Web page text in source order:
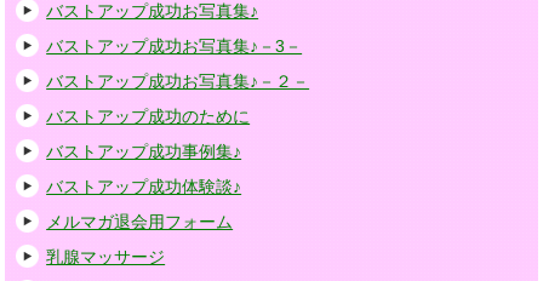
バストアップ成功お写真集♪
バストアップ成功お写真集♪－3－
バストアップ成功お写真集♪－２－
バストアップ成功のために
バストアップ成功事例集♪
バストアップ成功体験談♪
メルマガ退会用フォーム
乳腺マッサージ